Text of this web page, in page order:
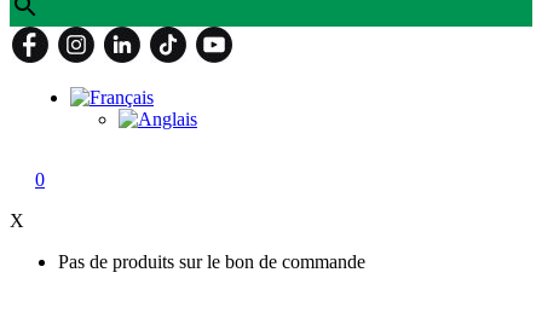
0
X
Pas de produits sur le bon de commande